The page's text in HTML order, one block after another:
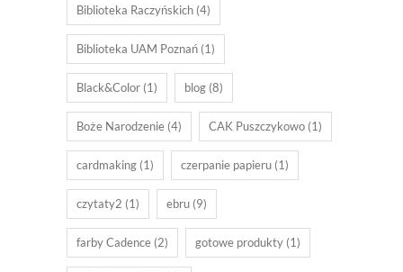
Biblioteka Raczyńskich (4)
Biblioteka UAM Poznań (1)
Black&Color (1) blog (8)
Boże Narodzenie (4) CAK Puszczykowo (1)
cardmaking (1) czerpanie papieru (1)
czytaty2 (1) ebru (9)
farby Cadence (2) gotowe produkty (1)